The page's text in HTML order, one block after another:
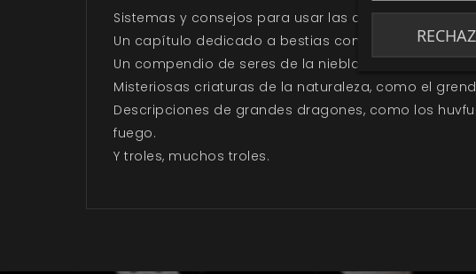
Sistemas y consejos para usar las criaturas en las
Un capítulo dedicado a bestias como el ulm
Un compendio de seres de la niebla, como los
Misteriosas criaturas de la naturaleza, como el
Descripciones de grandes dragones, como los
fuego.
Y troles, muchos troles.